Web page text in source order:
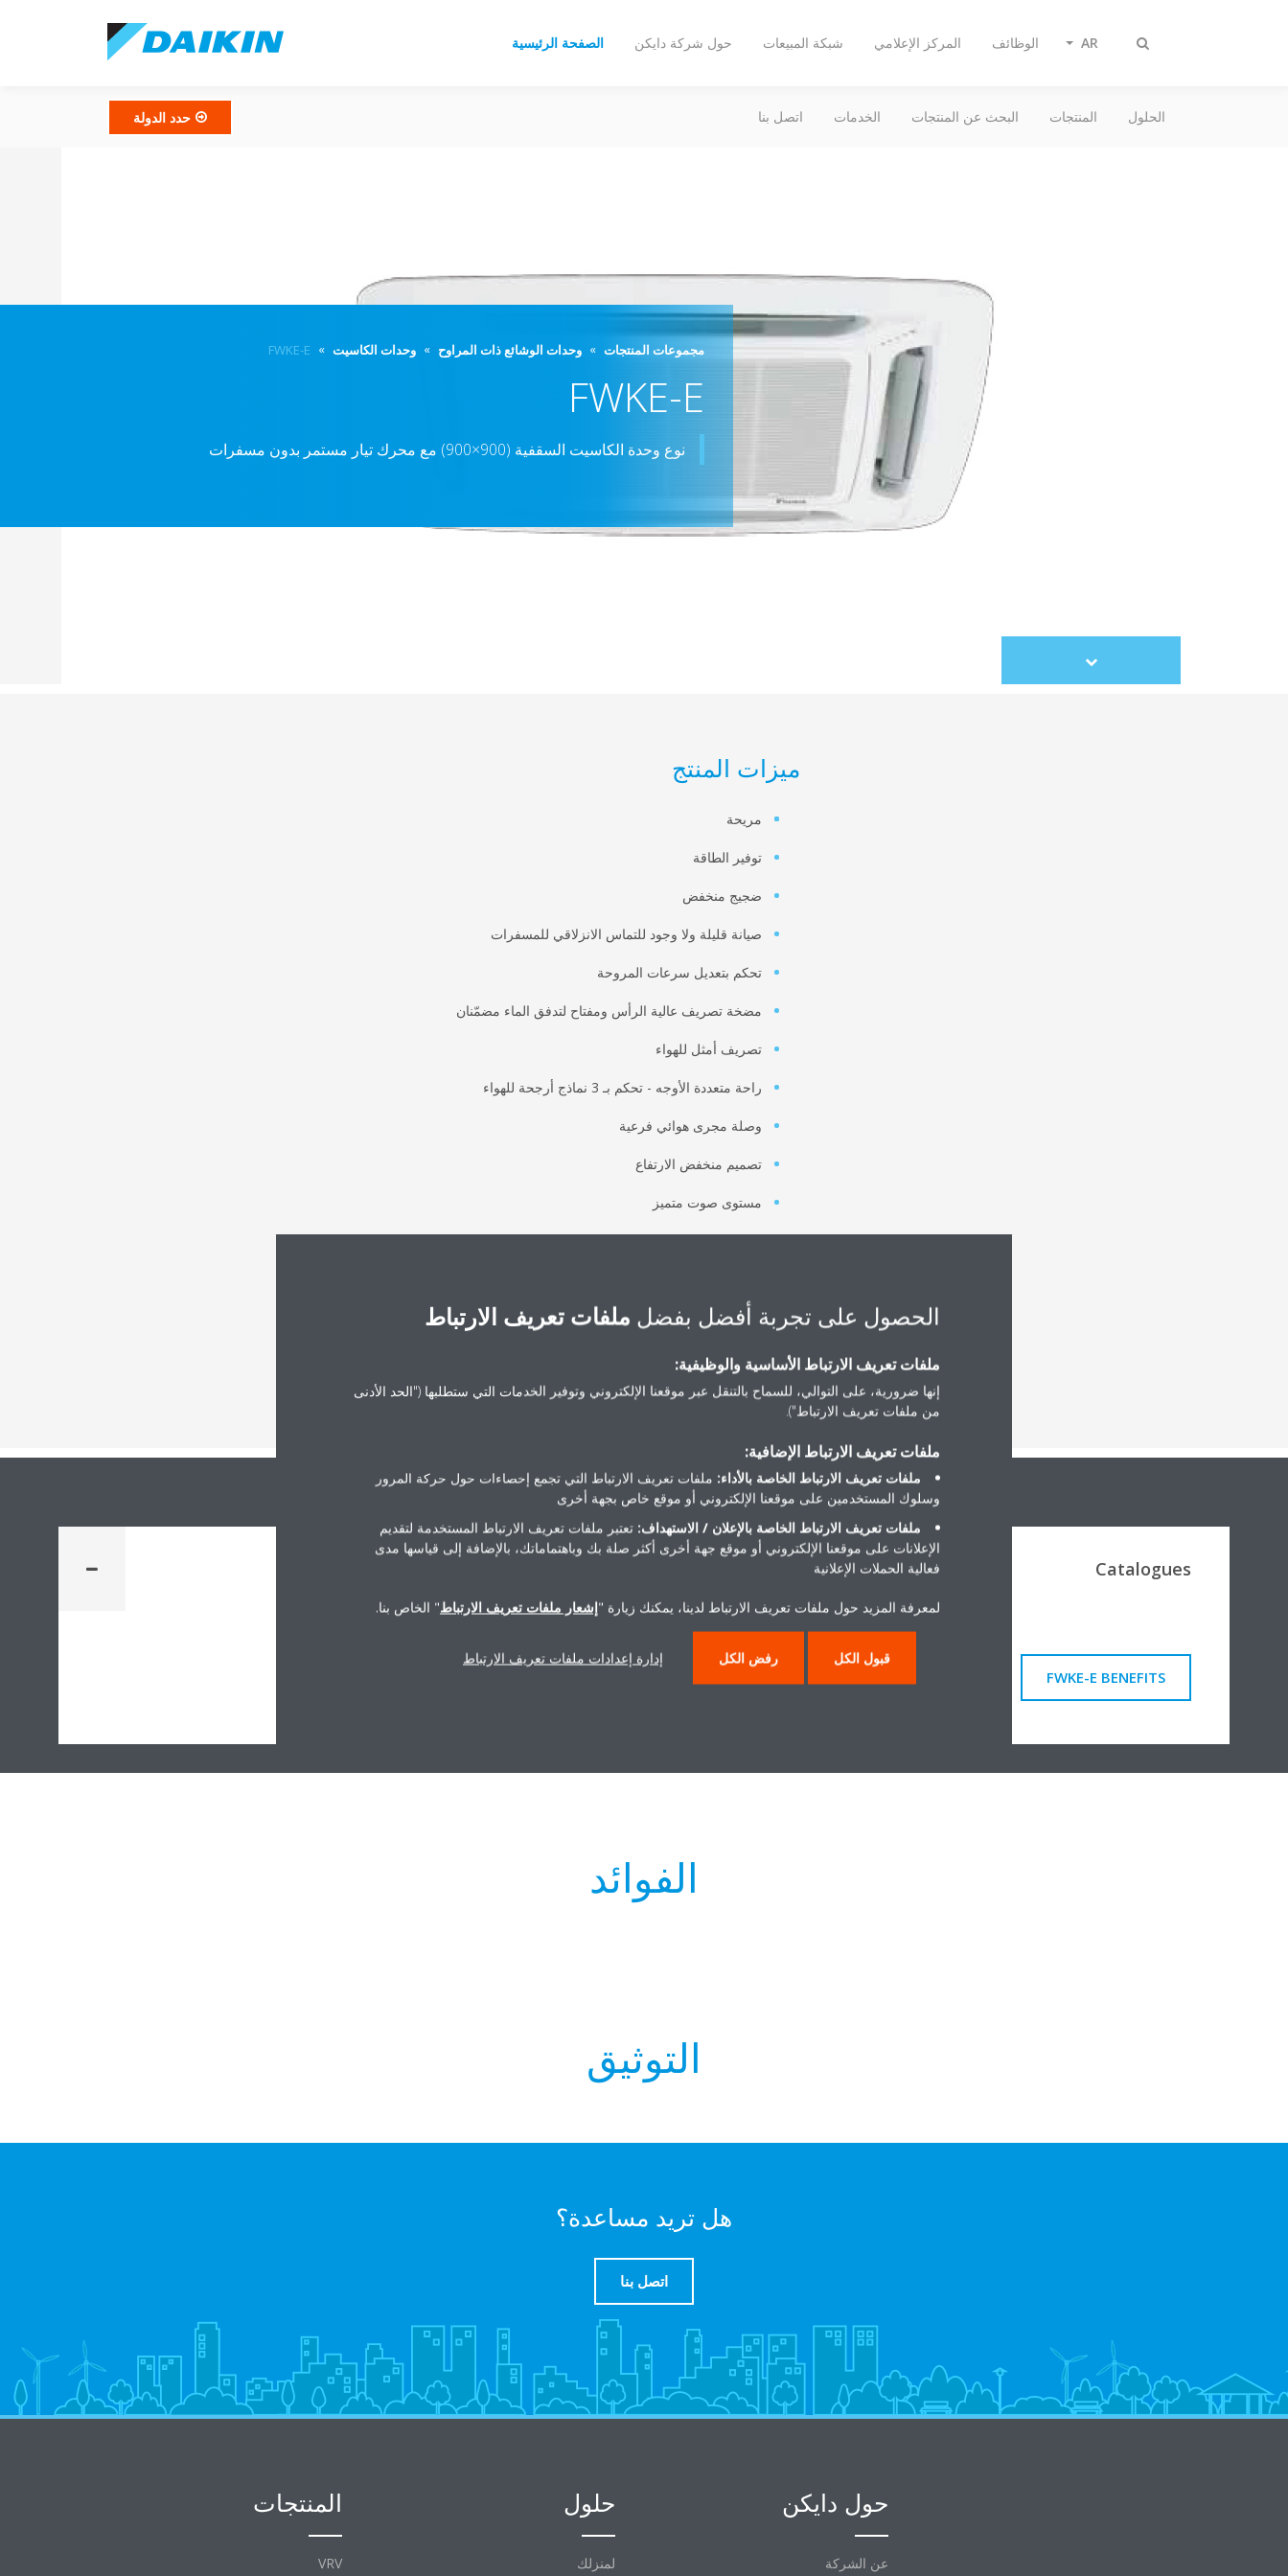
تبديل
الصفحة الرئيسية حول شركة دايكن شبكة المبيعات المركز الإعلامي الوظائف AR
الحلول المنتجات البحث عن المنتجات الخدمات اتصل بنا حدد الدولة
مجموعات المنتجات وحدات الوشائع ذات المراوح وحدات الكاسيت FWKE-E
FWKE-E
نوع وحدة الكاسيت السقفية (900×900) مع محرك تيار مستمر بدون مسفرات
Scroll
to
ميزات المنتج
مريحة
توفير الطاقة
ضجيج منخفض
صيانة قليلة ولا وجود للتماس الانزلاقي للمسفرات
تحكم بتعديل سرعات المروحة
مضخة تصريف عالية الرأس ومفتاح لتدفق الماء مضمّنان
تصريف أمثل للهواء
راحة متعددة الأوجه - تحكم بـ 3 نماذج أرجحة للهواء
وصلة مجرى هوائي فرعية
تصميم منخفض الارتفاع
مستوى صوت متميز
مدخل للهواء النقي
وظيفة السكون لوضع التبريد والتدفئة
اختيار بين جهاز التحكم عن بُعد السلكي أو اللاسلكي
Documents
Catalogues
FWKE-E BENEFITS
الفوائد
التوثيق
هل تريد مساعدة؟
اتصل بنا
المنتجات
VRV
حلول
لمنزلك
حول دايكن
عن الشركة
الحصول على تجربة أفضل بفضل ملفات تعريف الارتباط
ملفات تعريف الارتباط الأساسية والوظيفية:
إنها ضرورية، على التوالي، للسماح بالتنقل عبر موقعنا الإلكتروني وتوفير الخدمات التي ستطلبها ("الحد الأدنى
من ملفات تعريف الارتباط").
ملفات تعريف الارتباط الإضافية:
ملفات تعريف الارتباط الخاصة بالأداء: ملفات تعريف الارتباط التي تجمع إحصاءات حول حركة المرور
وسلوك المستخدمين على موقعنا الإلكتروني أو موقع خاص بجهة أخرى
ملفات تعريف الارتباط الخاصة بالإعلان / الاستهداف: تعتبر ملفات تعريف الارتباط المستخدمة لتقديم
الإعلانات على موقعنا الإلكتروني أو موقع جهة أخرى أكثر صلة بك وباهتماماتك، بالإضافة إلى قياسها مدى
فعالية الحملات الإعلانية
لمعرفة المزيد حول ملفات تعريف الارتباط لدينا، يمكنك زيارة "إشعار ملفات تعريف الارتباط" الخاص بنا.
قبول الكل رفض الكل إدارة إعدادات ملفات تعريف الارتباط